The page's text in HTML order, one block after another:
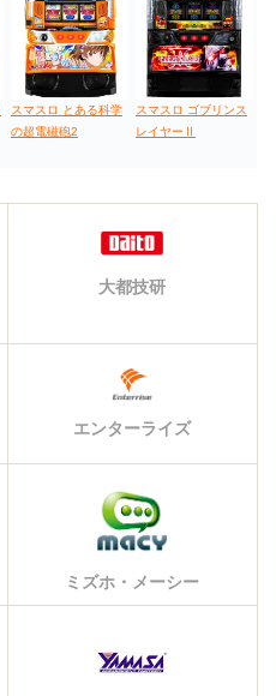
スマスロ とある科学
の超電磁砲2
スマスロ ゴブリンス
レイヤーⅡ
大都技研
エンターライズ
ミズホ・メーシー